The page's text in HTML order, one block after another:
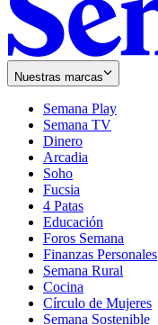
Nuestras marcas
Semana Play
Semana TV
Dinero
Arcadia
Soho
in
new
window
Fucsia
in
new
window
4 Patas
Educación
Foros Semana
Finanzas Personales
Semana Rural
Cocina
Círculo de Mujeres
Semana Sostenible